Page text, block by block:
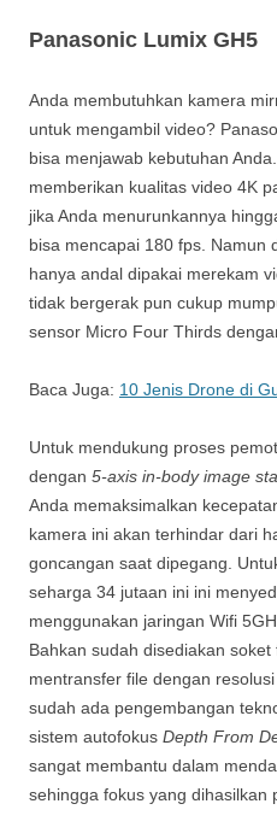
Panasonic Lumix GH5
Anda membutuhkan kamera
untuk mengambil video?
bisa menjawab kebutuhan
memberikan kualitas video 4K
jika Anda menurunkannya
bisa mencapai 180 fps. Namun
hanya andal dipakai merekam
tidak bergerak pun cukup
sensor Micro Four Thirds
Baca Juga: 10 Jenis Drone di
Untuk mendukung proses
dengan 5-axis in-body image
Anda memaksimalkan
kamera ini akan terhindar dari
goncangan saat dipegang.
seharga 34 jutaan ini ini
menggunakan jaringan Wifi
Bahkan sudah disediakan
mentransfer file dengan
sudah ada pengembangan
sistem autofokus Depth From
sangat membantu dalam
sehingga fokus yang dihasilkan